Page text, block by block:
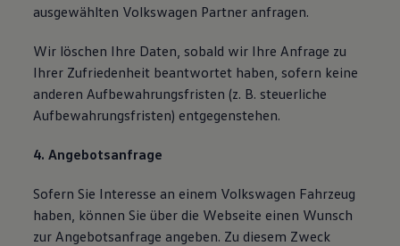
ausgewählten Volkswagen Partner anfragen.
Wir löschen Ihre Daten, sobald wir Ihre Anfrage zu
Ihrer Zufriedenheit beantwortet haben, sofern keine
anderen Aufbewahrungsfristen (z. B. steuerliche
Aufbewahrungsfristen) entgegenstehen.
4. Angebotsanfrage
Sofern Sie Interesse an einem Volkswagen Fahrzeug
haben, können Sie über die Webseite einen Wunsch
zur Angebotsanfrage angeben. Zu diesem Zweck